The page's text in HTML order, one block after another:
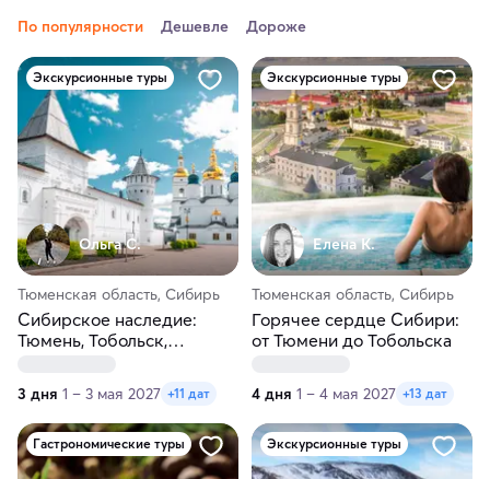
По популярности Дешевле Дороже
Экскурсионные туры
Ольга С.
Тюменская область, Сибирь
Сибирское наследие:
Тюмень, Тобольск,
3 дня 1 – 3 мая 2027 +11 дат
Экскурсионные туры
Елена К.
Тюменская область, Сибирь
Горячее сердце Сибири:
от Тюмени до Тобольска
4 дня 1 – 4 мая 2027 +13 дат
Гастрономические туры Экскурсионные туры